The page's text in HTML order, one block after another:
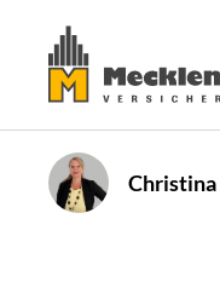
Christina